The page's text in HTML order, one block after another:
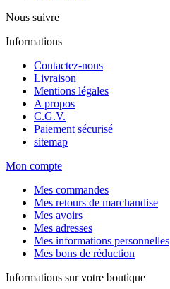
Nous suivre
Informations
Contactez-nous
Livraison
Mentions légales
A propos
C.G.V.
Paiement sécurisé
sitemap
Mon compte
Mes commandes
Mes retours de marchandise
Mes avoirs
Mes adresses
Mes informations personnelles
Mes bons de réduction
Informations sur votre boutique